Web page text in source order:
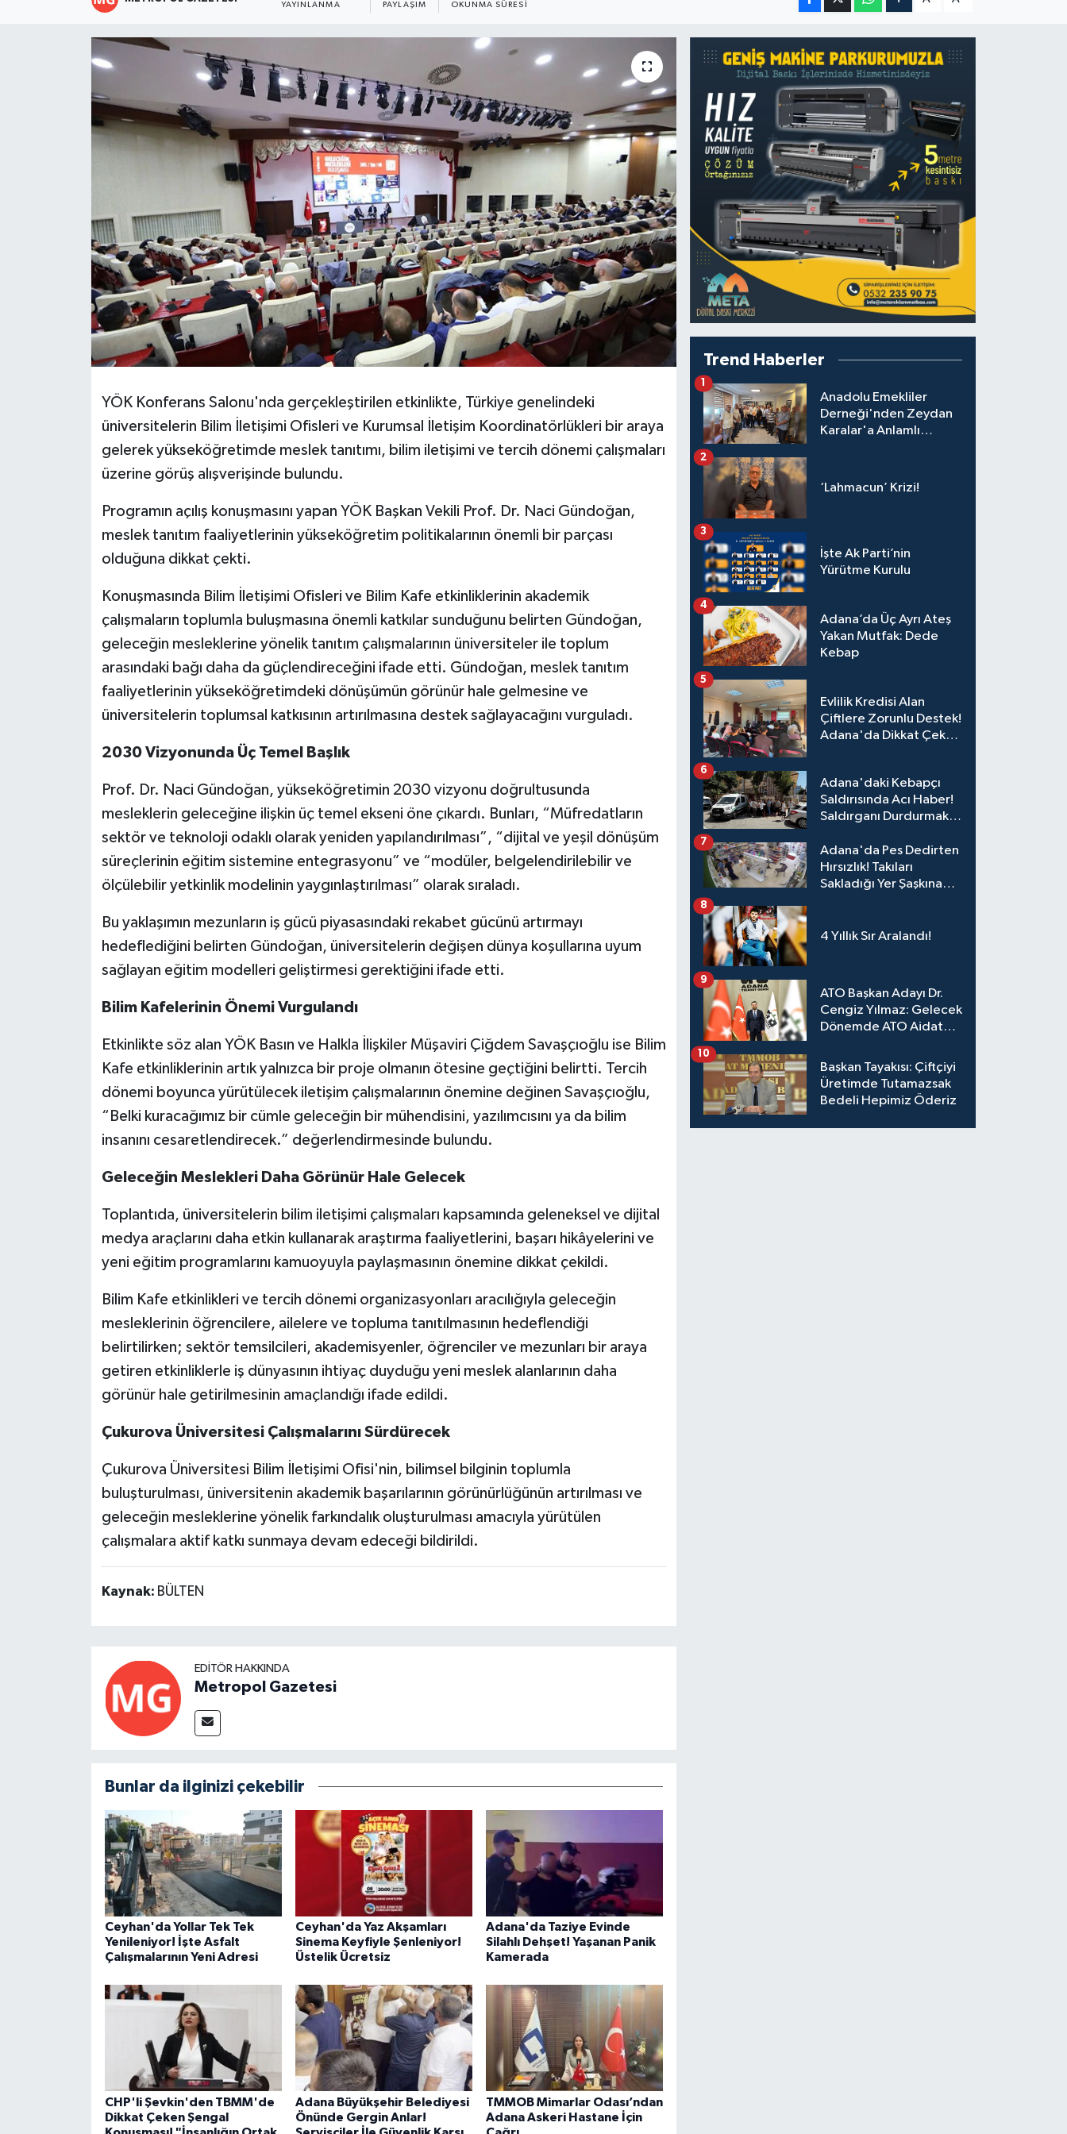
YAYINLANMA PAYLAŞIM OKUNMA SÜRESI
YÖK Konferans Salonu'nda gerçekleştirilen etkinlikte, Türkiye genelindeki
üniversitelerin Bilim İletişimi Ofisleri ve Kurumsal İletişim Koordinatörlükleri bir araya
gelerek yükseköğretimde meslek tanıtımı, bilim iletişimi ve tercih dönemi çalışmaları
üzerine görüş alışverişinde bulundu.
Programın açılış konuşmasını yapan YÖK Başkan Vekili Prof. Dr. Naci Gündoğan,
meslek tanıtım faaliyetlerinin yükseköğretim politikalarının önemli bir parçası
olduğuna dikkat çekti.
Konuşmasında Bilim İletişimi Ofisleri ve Bilim Kafe etkinliklerinin akademik
çalışmaların toplumla buluşmasına önemli katkılar sunduğunu belirten Gündoğan,
geleceğin mesleklerine yönelik tanıtım çalışmalarının üniversiteler ile toplum
arasındaki bağı daha da güçlendireceğini ifade etti. Gündoğan, meslek tanıtım
faaliyetlerinin yükseköğretimdeki dönüşümün görünür hale gelmesine ve
üniversitelerin toplumsal katkısının artırılmasına destek sağlayacağını vurguladı.
2030 Vizyonunda Üç Temel Başlık
Prof. Dr. Naci Gündoğan, yükseköğretimin 2030 vizyonu doğrultusunda
mesleklerin geleceğine ilişkin üç temel ekseni öne çıkardı. Bunları, “Müfredatların
sektör ve teknoloji odaklı olarak yeniden yapılandırılması”, “dijital ve yeşil dönüşüm
süreçlerinin eğitim sistemine entegrasyonu” ve “modüler, belgelendirilebilir ve
ölçülebilir yetkinlik modelinin yaygınlaştırılması” olarak sıraladı.
Bu yaklaşımın mezunların iş gücü piyasasındaki rekabet gücünü artırmayı
hedeflediğini belirten Gündoğan, üniversitelerin değişen dünya koşullarına uyum
sağlayan eğitim modelleri geliştirmesi gerektiğini ifade etti.
Bilim Kafelerinin Önemi Vurgulandı
Etkinlikte söz alan YÖK Basın ve Halkla İlişkiler Müşaviri Çiğdem Savaşçıoğlu ise Bilim
Kafe etkinliklerinin artık yalnızca bir proje olmanın ötesine geçtiğini belirtti. Tercih
dönemi boyunca yürütülecek iletişim çalışmalarının önemine değinen Savaşçıoğlu,
“Belki kuracağımız bir cümle geleceğin bir mühendisini, yazılımcısını ya da bilim
insanını cesaretlendirecek.” değerlendirmesinde bulundu.
Geleceğin Meslekleri Daha Görünür Hale Gelecek
Toplantıda, üniversitelerin bilim iletişimi çalışmaları kapsamında geleneksel ve dijital
medya araçlarını daha etkin kullanarak araştırma faaliyetlerini, başarı hikâyelerini ve
yeni eğitim programlarını kamuoyuyla paylaşmasının önemine dikkat çekildi.
Bilim Kafe etkinlikleri ve tercih dönemi organizasyonları aracılığıyla geleceğin
mesleklerinin öğrencilere, ailelere ve topluma tanıtılmasının hedeflendiği
belirtilirken; sektör temsilcileri, akademisyenler, öğrenciler ve mezunları bir araya
getiren etkinliklerle iş dünyasının ihtiyaç duyduğu yeni meslek alanlarının daha
görünür hale getirilmesinin amaçlandığı ifade edildi.
Çukurova Üniversitesi Çalışmalarını Sürdürecek
Çukurova Üniversitesi Bilim İletişimi Ofisi'nin, bilimsel bilginin toplumla
buluşturulması, üniversitenin akademik başarılarının görünürlüğünün artırılması ve
geleceğin mesleklerine yönelik farkındalık oluşturulması amacıyla yürütülen
çalışmalara aktif katkı sunmaya devam edeceği bildirildi.
Kaynak: BÜLTEN
EDITÖR HAKKINDA
Metropol Gazetesi
Bunlar da ilginizi çekebilir
Ceyhan'da Yollar Tek Tek
Yenileniyor! İşte Asfalt
Çalışmalarının Yeni Adresi
Ceyhan'da Yaz Akşamları
Sinema Keyfiyle Şenleniyor!
Üstelik Ücretsiz
Adana'da Taziye Evinde
Silahlı Dehşet! Yaşanan Panik
Kamerada
CHP'li Şevkin'den TBMM'de
Dikkat Çeken Şengal
Adana Büyükşehir Belediyesi
Önünde Gergin Anlar!
TMMOB Mimarlar Odası’ndan
Adana Askeri Hastane İçin
Trend Haberler
Anadolu Emekliler
Derneği'nden Zeydan
Karalar'a Anlamlı
1
‘Lahmacun’ Krizi!
2
İşte Ak Parti’nin
Yürütme Kurulu
3
Adana’da Üç Ayrı Ateş
Yakan Mutfak: Dede
Kebap
4
Evlilik Kredisi Alan
Çiftlere Zorunlu Destek!
Adana'da Dikkat Çeken
5
Adana'daki Kebapçı
Saldırısında Acı Haber!
Saldırganı Durdurmak
Kaybetti
6
Adana'da Pes Dedirten
Hırsızlık! Takıları
Sakladığı Yer Şaşkına
7
4 Yıllık Sır Aralandı!
8
ATO Başkan Adayı Dr.
Cengiz Yılmaz: Gelecek
Dönemde ATO Aidat
Üyelerimize Ve
Adana'ya Yatırılacak
9
Başkan Tayakısı: Çiftçiyi
Üretimde Tutamazsak
Bedeli Hepimiz Öderiz
10